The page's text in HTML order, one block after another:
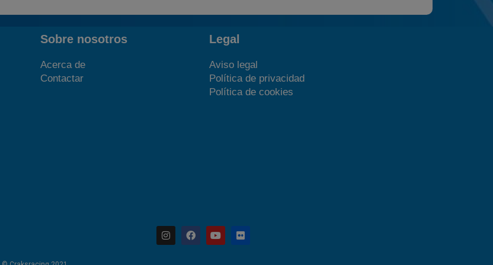
Sobre nosotros
Acerca de
Contactar
Legal
Aviso legal
Política de privacidad
Política de cookies